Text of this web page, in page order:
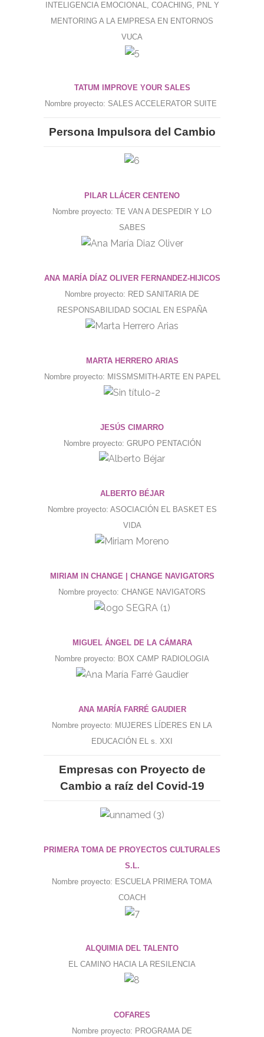
INTELIGENCIA EMOCIONAL, COACHING, PNL Y
MENTORING A LA EMPRESA EN ENTORNOS
VUCA
TATUM IMPROVE YOUR SALES
Nombre proyecto: SALES ACCELERATOR SUITE
Persona Impulsora del Cambio
PILAR LLÁCER CENTENO
Nombre proyecto: TE VAN A DESPEDIR Y LO
SABES
ANA MARÍA DÍAZ OLIVER FERNANDEZ-HIJICOS
Nombre proyecto: RED SANITARIA DE
RESPONSABILIDAD SOCIAL EN ESPAÑA
MARTA HERRERO ARIAS
Nombre proyecto: MISSMSMITH-ARTE EN PAPEL
JESÚS CIMARRO
Nombre proyecto: GRUPO PENTACIÓN
ALBERTO BÉJAR
Nombre proyecto: ASOCIACIÓN EL BASKET ES
VIDA
MIRIAM IN CHANGE | CHANGE NAVIGATORS
Nombre proyecto: CHANGE NAVIGATORS
MIGUEL ÁNGEL DE LA CÁMARA
Nombre proyecto: BOX CAMP RADIOLOGIA
ANA MARÍA FARRÉ GAUDIER
Nombre proyecto: MUJERES LÍDERES EN LA
EDUCACIÓN EL s. XXI
Empresas con Proyecto de
Cambio a raíz del Covid-19
PRIMERA TOMA DE PROYECTOS CULTURALES
S.L.
Nombre proyecto: ESCUELA PRIMERA TOMA
COACH
ALQUIMIA DEL TALENTO
EL CAMINO HACIA LA RESILENCIA
COFARES
Nombre proyecto: PROGRAMA DE